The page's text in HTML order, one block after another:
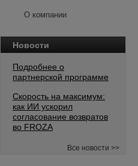
О компании
Новости
Подробнее о
партнерской программе
Скорость на максимум:
как ИИ ускорил
согласование возвратов
во FROZA
Все новости >>